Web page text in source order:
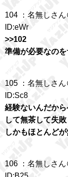
104 ：名無しさ
ID:eWr
>>102
準備が必要なの
105 ：名無しさ
ID:Sc8
経験ないんだか
して無茶して失
しかもほとんど
106 ：名無しさ